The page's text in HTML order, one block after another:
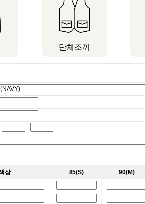
단체조끼
-
상 85(S) 90(M)